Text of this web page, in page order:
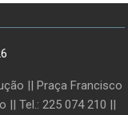
|| Praça Francisco
|| Tel.: 225 074 210 ||